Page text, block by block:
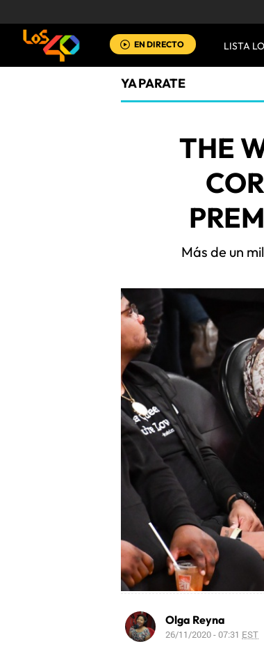
EN DIRECTO LISTA
YA PARATE
THE
Más de un
Olga Reyna
26/11/2020 - 07:31 EST